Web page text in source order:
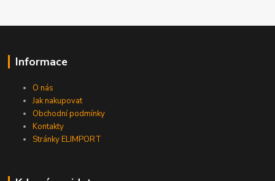
Informace
O nás
Jak nakupovat
Obchodní podmínky
Kontakty
Stránky ELIMPORT